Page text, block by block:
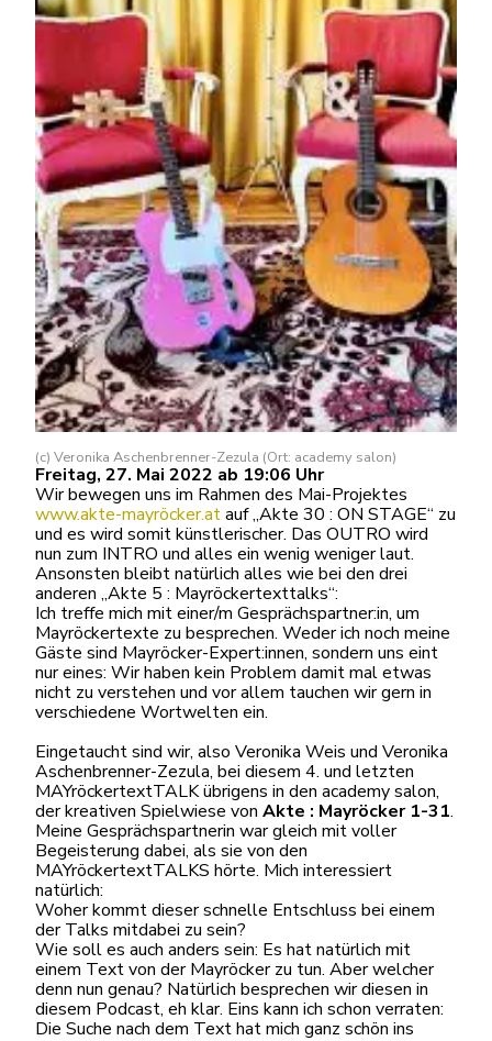
(c) Veronika Aschenbrenner-Zezula (Ort: academy salon)
Freitag, 27. Mai 2022 ab 19:06 Uhr
Wir bewegen uns im Rahmen des Mai-Projektes
www.akte-mayröcker.atauf „Akte 30 : ON STAGE“ zu
und es wird somit künstlerischer. Das OUTRO wird
nun zum INTRO und alles ein wenig weniger laut.
Ansonsten bleibt natürlich alles wie bei den drei
anderen „Akte 5 : Mayröckertexttalks“:
Ich treffe mich mit einer/m Gesprächspartner:in, um
Mayröckertexte zu besprechen. Weder ich noch meine
Gäste sind Mayröcker-Expert:innen, sondern uns eint
nur eines: Wir haben kein Problem damit mal etwas
nicht zu verstehen und vor allem tauchen wir gern in
verschiedene Wortwelten ein.
Eingetaucht sind wir, also Veronika Weis und Veronika
Aschenbrenner-Zezula, bei diesem 4. und letzten
MAYröckertextTALK übrigens in den academy salon,
der kreativen Spielwiese von Akte : Mayröcker 1-31.
Meine Gesprächspartnerin war gleich mit voller
Begeisterung dabei, als sie von den
MAYröckertextTALKS hörte. Mich interessiert
natürlich:
Woher kommt dieser schnelle Entschluss bei einem
der Talks mitdabei zu sein?
Wie soll es auch anders sein: Es hat natürlich mit
einem Text von der Mayröcker zu tun. Aber welcher
denn nun genau? Natürlich besprechen wir diesen in
diesem Podcast, eh klar. Eins kann ich schon verraten:
Die Suche nach dem Text hat mich ganz schön ins